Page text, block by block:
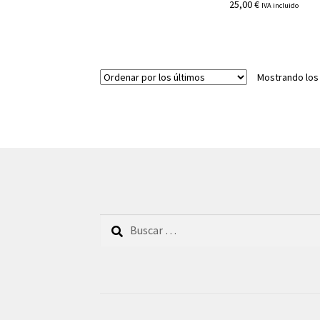
25,00€ IVA incluido
Mostrando
Buscar: